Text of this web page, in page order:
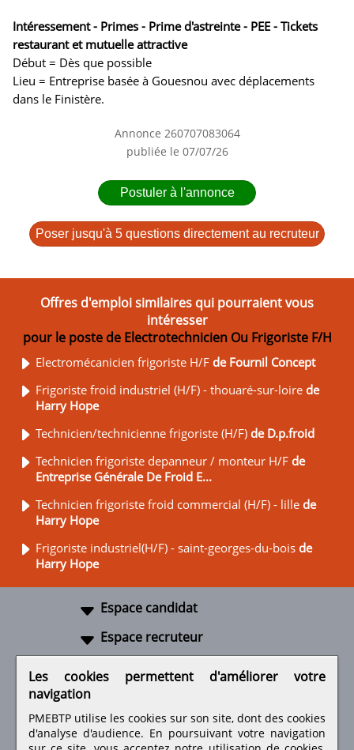
Intéressement - Primes - Prime d'astreinte - PEE - Tickets
restaurant et mutuelle attractive
Début = Dès que possible
Lieu = Entreprise basée à Gouesnou avec déplacements
dans le Finistère.
Annonce 260707083064
publiée le 07/07/26
Postuler à l'annonce
Poser jusqu'à 5 questions directement au recruteur
Offres d'emploi similaires qui pourraient vous
intéresser
pour le poste de Electrotechnicien Ou Frigoriste F/H
Electromécanicien frigoriste H/F de Fournil Concept
Frigoriste froid industriel (H/F) - thouaré-sur-loire de
Harry Hope
Technicien/technicienne frigoriste (H/F) de D.p.froid
Technicien frigoriste depanneur / monteur H/F de
Entreprise Générale De Froid E...
Technicien frigoriste froid commercial (H/F) - lille de
Harry Hope
Frigoriste industriel(H/F) - saint-georges-du-bois de
Harry Hope
Espace candidat
Espace recruteur
Les cookies permettent d'améliorer votre
navigation
PMEBTP utilise les cookies sur son site, dont des cookies
d'analyse d'audience. En poursuivant votre navigation